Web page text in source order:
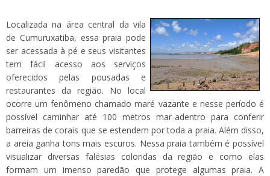
Localizada na área central da vila
de Cumuruxatiba, essa praia pode
ser acessada à pé e seus visitantes
tem fácil acesso aos serviços
oferecidos pelas pousadas e
restaurantes da região. No local
ocorre um fenômeno chamado maré vazante e nesse período é
possível caminhar até 100 metros mar-adentro para conferir
barreiras de corais que se estendem por toda a praia. Além disso,
a areia ganha tons mais escuros. Nessa praia também é possível
visualizar diversas falésias coloridas da região e como elas
formam um imenso paredão que protege algumas praia. A